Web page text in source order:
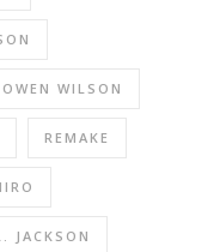
OWEN WILSON
REMAKE
JACKSON